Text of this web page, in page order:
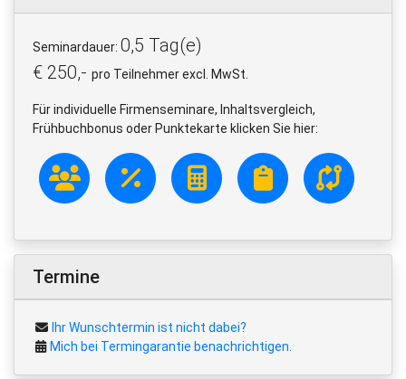
Seminardauer: 0,5 Tag(e)
€ 250,- pro Teilnehmer excl. MwSt.
Für individuelle Firmenseminare, Inhaltsvergleich,
Frühbuchbonus oder Punktekarte klicken Sie hier:
Termine
Ihr Wunschtermin ist nicht dabei?
Mich bei Termingarantie benachrichtigen.